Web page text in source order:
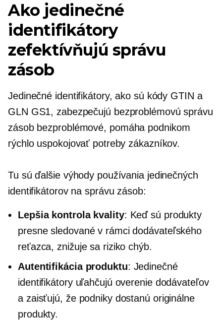
Ako jedinečné
identifikátory
zefektívňujú správu
zásob
Jedinečné identifikátory, ako sú kódy GTIN a
GLN GS1, zabezpečujú bezproblémovú správu
zásob bezproblémové, pomáha podnikom
rýchlo uspokojovať potreby zákazníkov.
Tu sú ďalšie výhody používania jedinečných
identifikátorov na správu zásob:
Lepšia kontrola kvality: Keď sú produkty
presne sledované v rámci dodávateľského
reťazca, znižuje sa riziko chýb.
Autentifikácia produktu: Jedinečné
identifikátory uľahčujú overenie dodávateľov
a zaisťujú, že podniky dostanú originálne
produkty.